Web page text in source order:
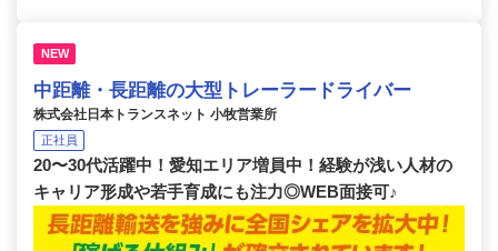
NEW
中距離・長距離の大型トレーラードライバー
株式会社日本トランスネット 小牧営業所
正社員
20〜30代活躍中！愛知エリア増員中！経験が浅い人材の
キャリア形成や若手育成にも注力◎WEB面接可♪